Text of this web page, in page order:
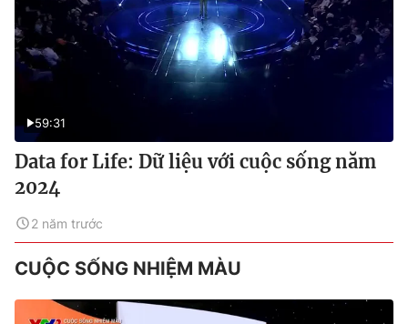
59:31
Data for Life: Dữ liệu với cuộc sống năm
2024
2 năm trước
CUỘC SỐNG NHIỆM MÀU